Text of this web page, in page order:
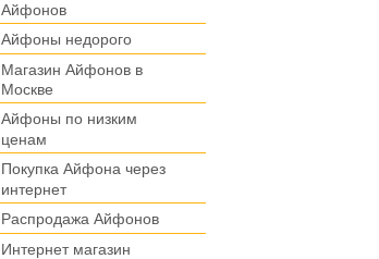
Айфонов
Айфоны недорого
Магазин Айфонов в
Москве
Айфоны по низким
ценам
Покупка Айфона через
интернет
Распродажа Айфонов
Интернет магазин